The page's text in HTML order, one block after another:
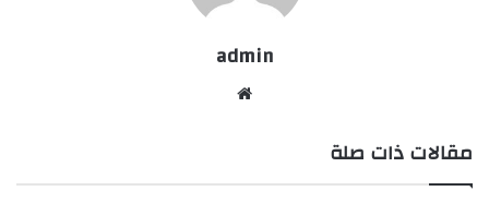
admin
مقالات ذات صلة